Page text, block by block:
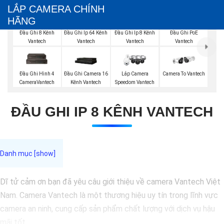
LẮP CAMERA CHÍNH
HÃNG
Đầu Ghi 8 Kênh
Vantech
Đầu Ghi Ip 64 Kênh
Vantech
Đầu Ghi Ip 8 Kênh
Vantech
Đầu Ghi PoE
Vantech
Đầu Ghi Hình 4
CameraVantech
Đầu Ghi Camera 16
Kênh Vantech
Lắp Camera
Speedom Vantech
Camera To Vantech
ĐẦU GHI IP 8 KÊNH VANTECH
Dĩ tử cảm ơn bạn đã yêu câu giới thiệu về camera Vantech Việt
Nam. Camera Vantech là một thương hiệu uy tín trong lĩnh vực
camera an ninh, cung cấp sản phẩm chất lượng với dịch vụ hậu